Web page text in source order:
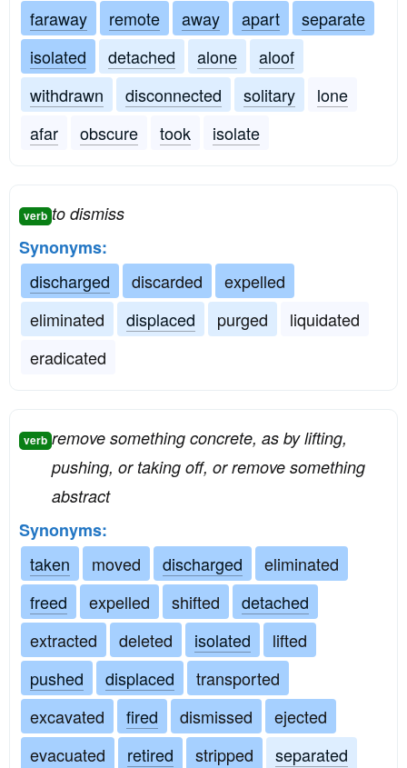
faraway
remote away apart
separate
isolated
detached alone
aloof
withdrawn
disconnected solitary
lone
afar
obscure took isolate
verb to dismiss
Synonyms:
discharged
discarded
expelled
eliminated
displaced purged
liquidated
eradicated
verb remove something concrete, as by lifting,
pushing, or taking off, or remove something
abstract
Synonyms:
taken
moved discharged
eliminated
freed
expelled shifted
detached
extracted
deleted isolated
lifted
pushed
displaced
transported
excavated
fired dismissed
ejected
evacuated
retired stripped
separated